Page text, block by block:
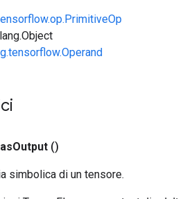
asOutput ()
simbolica di un tensore.